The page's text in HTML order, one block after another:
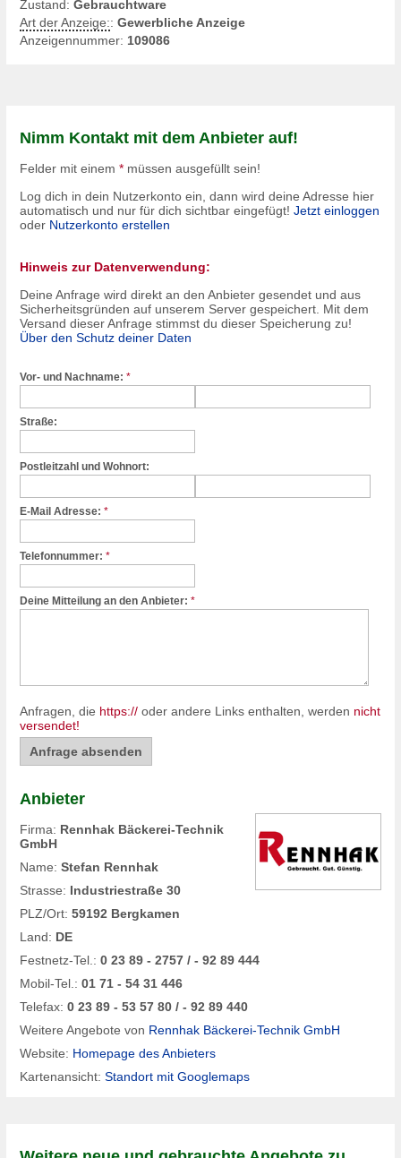
Zustand: Gebrauchtware
Art der Anzeige:: Gewerbliche Anzeige
Anzeigennummer: 109086
Nimm Kontakt mit dem Anbieter auf!
Felder mit einem * müssen ausgefüllt sein!
Log dich in dein Nutzerkonto ein, dann wird deine Adresse hier
automatisch und nur für dich sichtbar eingefügt! Jetzt einloggen
oder Nutzerkonto erstellen
Hinweis zur Datenverwendung:
Deine Anfrage wird direkt an den Anbieter gesendet und aus
Sicherheitsgründen auf unserem Server gespeichert. Mit dem
Versand dieser Anfrage stimmst du dieser Speicherung zu!
Über den Schutz deiner Daten
Vor- und Nachname: *
Straße:
Postleitzahl und Wohnort:
E-Mail Adresse: *
Telefonnummer: *
Deine Mitteilung an den Anbieter: *
Anfragen, die https:// oder andere Links enthalten, werden nicht
versendet!
Anbieter
Firma: Rennhak Bäckerei-Technik
GmbH
Name: Stefan Rennhak
Strasse: Industriestraße 30
PLZ/Ort: 59192 Bergkamen
Land: DE
Festnetz-Tel.: 0 23 89 - 2757 / - 92 89 444
Mobil-Tel.: 01 71 - 54 31 446
Telefax: 0 23 89 - 53 57 80 / - 92 89 440
Weitere Angebote von Rennhak Bäckerei-Technik GmbH
Website: Homepage des Anbieters
Kartenansicht: Standort mit Googlemaps